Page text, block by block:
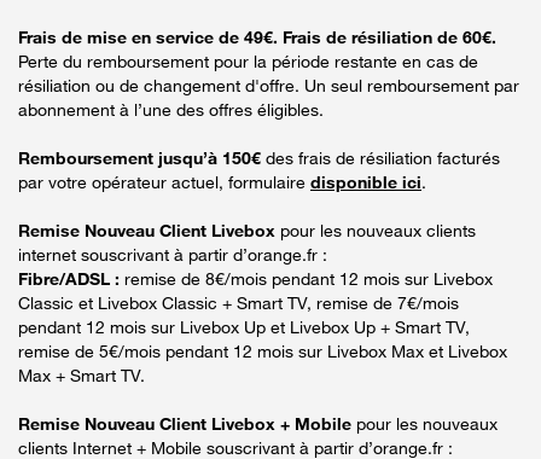
Frais de mise en service de 49€. Frais de résiliation de 60€.
Perte du remboursement pour la période restante en cas de
résiliation ou de changement d'offre. Un seul remboursement par
abonnement à l’une des offres éligibles.
Remboursement jusqu’à 150€ des frais de résiliation facturés
par votre opérateur actuel, formulaire disponible ici.
Remise Nouveau Client Livebox pour les nouveaux clients
internet souscrivant à partir d’orange.fr :
Fibre/ADSL : remise de 8€/mois pendant 12 mois sur Livebox
Classic et Livebox Classic + Smart TV, remise de 7€/mois
pendant 12 mois sur Livebox Up et Livebox Up + Smart TV,
remise de 5€/mois pendant 12 mois sur Livebox Max et Livebox
Max + Smart TV.
Remise Nouveau Client Livebox + Mobile pour les nouveaux
clients Internet + Mobile souscrivant à partir d’orange.fr :